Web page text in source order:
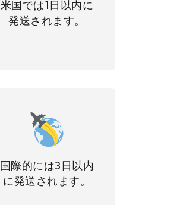
米国では1日以内に
発送されます。
国際的には3日以内
に発送されます。